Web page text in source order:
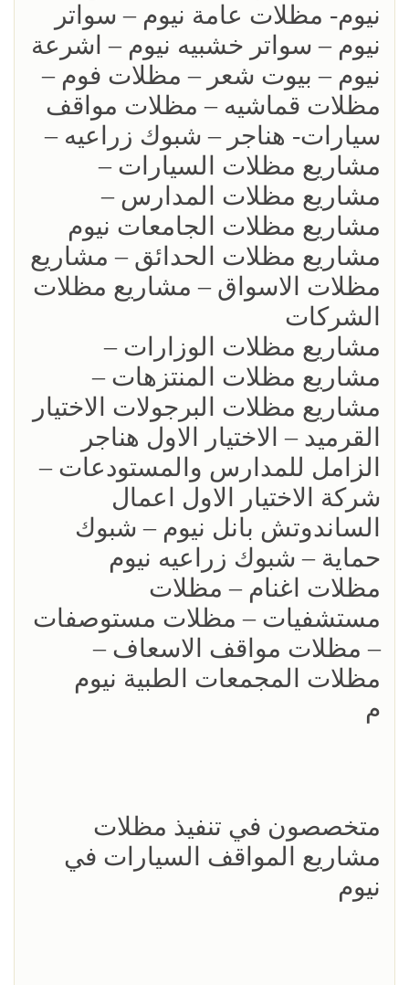
نيوم- مظلات عامة نيوم – سواتر
نيوم – سواتر خشبيه نيوم – اشرعة
نيوم – بيوت شعر – مظلات فوم –
مظلات قماشيه – مظلات مواقف
سيارات- هناجر – شبوك زراعيه –
مشاريع مظلات السيارات –
مشاريع مظلات المدارس –
مشاريع مظلات الجامعات نيوم
مشاريع مظلات الحدائق – مشاريع
مظلات الاسواق – مشاريع مظلات
الشركات
مشاريع مظلات الوزارات –
مشاريع مظلات المنتزهات –
مشاريع مظلات البرجولات الاختيار
القرميد – الاختيار الاول هناجر
الزامل للمدارس والمستودعات –
شركة الاختيار الاول اعمال
الساندوتش بانل نيوم – شبوك
حماية – شبوك زراعيه نيوم
مظلات اغنام – مظلات
مستشفيات – مظلات مستوصفات
– مظلات مواقف الاسعاف –
مظلات المجمعات الطبية نيوم
م
متخصصون في تنفيذ مظلات
مشاريع المواقف السيارات في
نيوم